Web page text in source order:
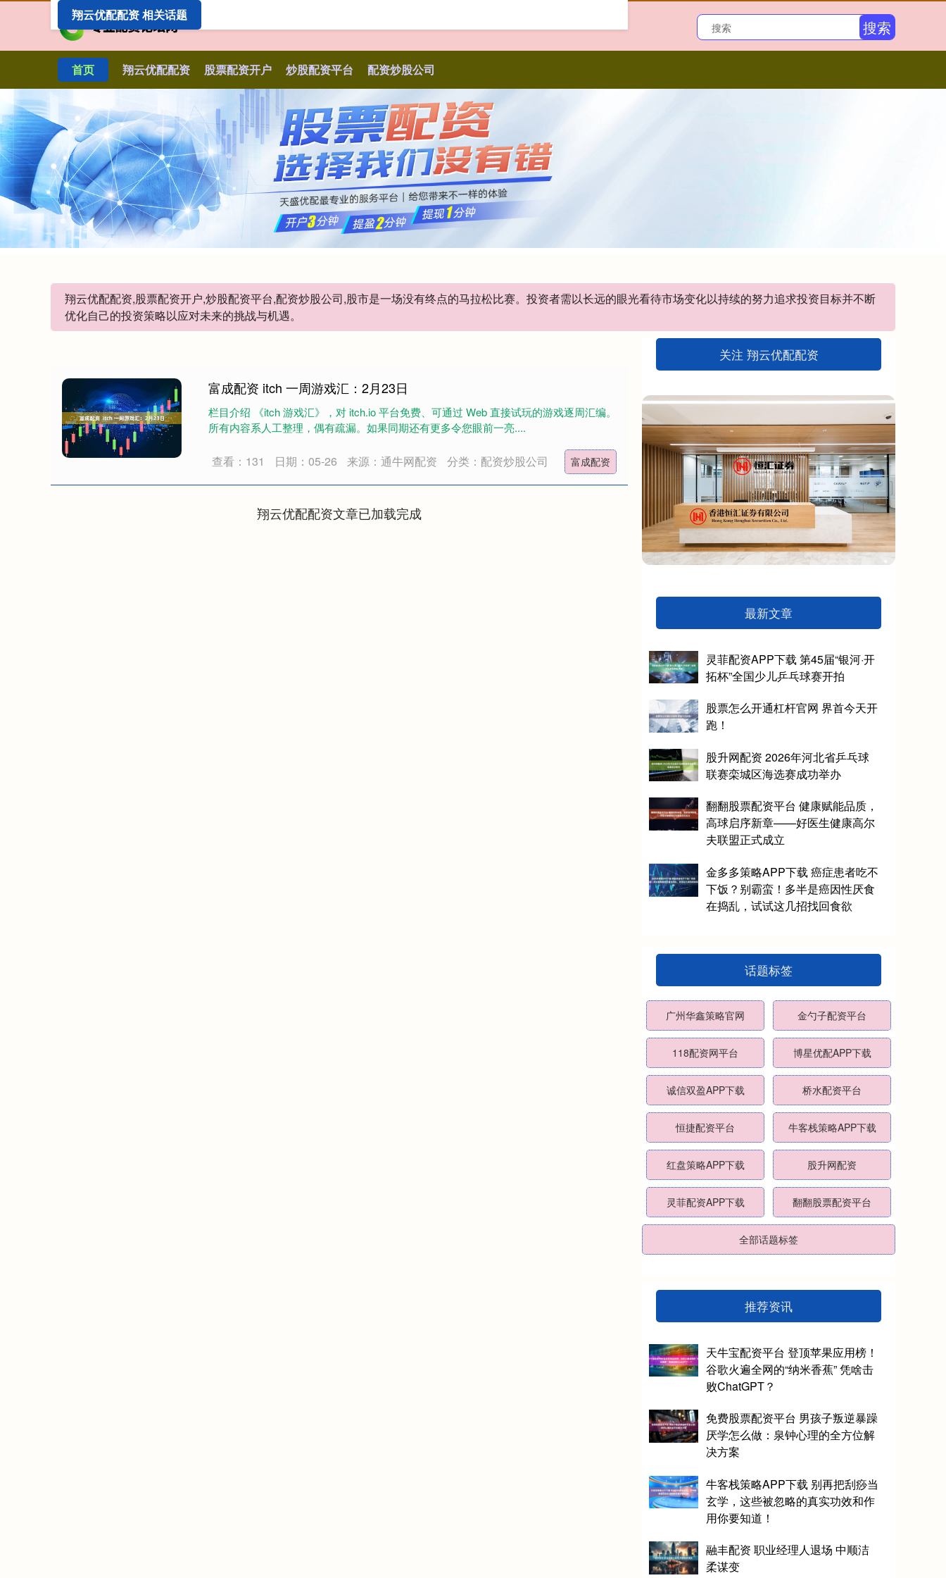
搜索
首页 翔云优配配资 股票配资开户 炒股配资平台 配资炒股公司
翔云优配配资,股票配资开户,炒股配资平台,配资炒股公司,股市是一场没有终点的马拉松比赛。投资者需以长远的眼光看待市场变化以持续的努力追求投资目标并不断
优化自己的投资策略以应对未来的挑战与机遇。
翔云优配配资 相关话题
富成配资 itch 一周游戏汇：2月23日
栏目介绍 《itch 游戏汇》，对 itch.io 平台免费、可通过 Web 直接试玩的游戏逐周汇编。
所有内容系人工整理，偶有疏漏。如果同期还有更多令您眼前一亮....
查看：131 日期：05-26 来源：通牛网配资 分类：配资炒股公司 富成配资
翔云优配配资文章已加载完成
关注 翔云优配配资
最新文章
灵菲配资APP下载 第45届“银河·开
拓杯”全国少儿乒乓球赛开拍
股票怎么开通杠杆官网 界首今天开
跑！
股升网配资 2026年河北省乒乓球
联赛栾城区海选赛成功举办
翻翻股票配资平台 健康赋能品质，
高球启序新章——好医生健康高尔
夫联盟正式成立
金多多策略APP下载 癌症患者吃不
下饭？别霸蛮！多半是癌因性厌食
在捣乱，试试这几招找回食欲
话题标签
广州华鑫策略官网 金勺子配资平台
118配资网平台 博星优配APP下载
诚信双盈APP下载 桥水配资平台
恒捷配资平台 牛客栈策略APP下载
红盘策略APP下载 股升网配资
灵菲配资APP下载 翻翻股票配资平台
全部话题标签
推荐资讯
天牛宝配资平台 登顶苹果应用榜！
谷歌火遍全网的“纳米香蕉” 凭啥击
败ChatGPT？
免费股票配资平台 男孩子叛逆暴躁
厌学怎么做：泉钟心理的全方位解
决方案
牛客栈策略APP下载 别再把刮痧当
玄学，这些被忽略的真实功效和作
用你要知道！
融丰配资 职业经理人退场 中顺洁
柔谋变